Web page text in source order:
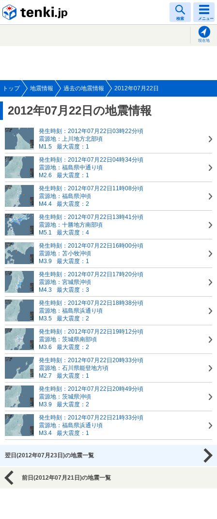
検索 メニュー
現在地
トップ 地震情報 過去の地震情報 2012年07月22日
2012年07月22日の地震情報
発生時刻：2012年07月22日03時22分頃
震源地：上川地方北部頃
M1.5
最大震度：1
発生時刻：2012年07月22日04時34分頃
震源地：福島県中通り頃
M2.6
最大震度：1
発生時刻：2012年07月22日11時08分頃
震源地：福島県沖頃
M4.4
最大震度：2
発生時刻：2012年07月22日13時41分頃
震源地：十勝地方南部頃
M5.1
最大震度：4
発生時刻：2012年07月22日16時00分頃
震源地：苫小牧沖頃
M3.9
最大震度：1
発生時刻：2012年07月22日17時20分頃
震源地：宮城県沖頃
M4.3
最大震度：3
発生時刻：2012年07月22日18時38分頃
震源地：福島県浜通り頃
M3.5
最大震度：2
発生時刻：2012年07月22日19時12分頃
震源地：茨城県南部頃
M3.6
最大震度：2
発生時刻：2012年07月22日20時33分頃
震源地：石川県能登地方頃
M2.7
最大震度：1
発生時刻：2012年07月22日20時49分頃
震源地：茨城県沖頃
M3.9
最大震度：2
発生時刻：2012年07月22日21時33分頃
震源地：福島県浜通り頃
M3.4
最大震度：1
翌日(2012年07月23日)の地震一覧
前日(2012年07月21日)の地震一覧